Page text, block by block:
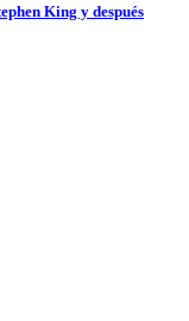
King y después